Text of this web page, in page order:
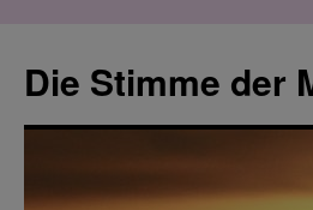
springen
Die Stimme der